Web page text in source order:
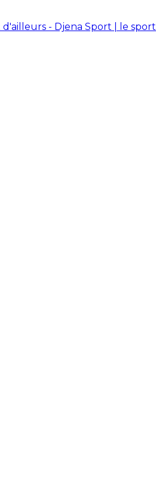
- Djena Sport | le